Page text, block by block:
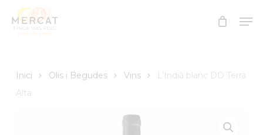
Inici Olis i Begudes Vins
L’Indià blanc DO Terra
Alta